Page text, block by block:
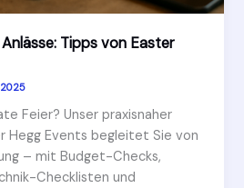
Tipps von Easter
2025
Feier? Unser praxisnaher
Hegg Events begleitet Sie von
– mit Budget-Checks,
Checklisten und